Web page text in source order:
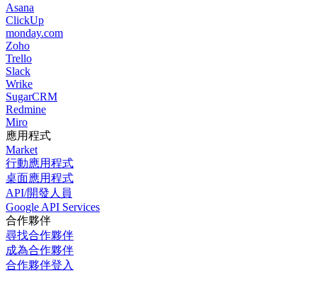
Asana
ClickUp
monday.com
Zoho
Trello
Slack
Wrike
SugarCRM
Redmine
Miro
應用程式
Market
行動應用程式
桌面應用程式
API/開發人員
Google API Services
合作夥伴
尋找合作夥伴
成為合作夥伴
合作夥伴登入